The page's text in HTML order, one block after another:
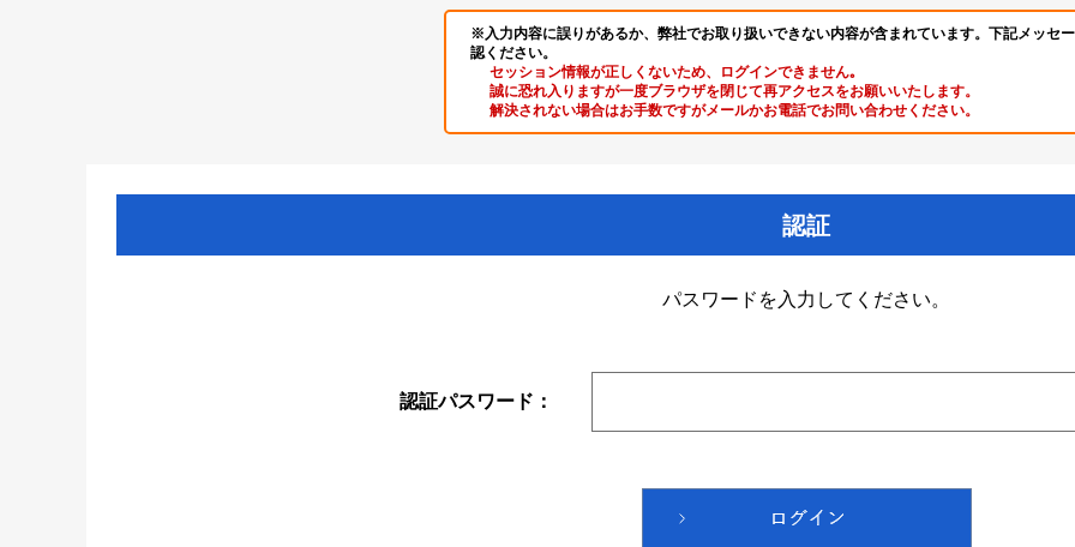
※入力内容に誤りがあるか、弊社でお取り扱いできない内容が含まれています。下記メッセ
認ください。
セッション情報が正しくないため、ログインできません｡
誠に恐れ入りますが一度ブラウザを閉じて再アクセスをお願いいたします。
解決されない場合はお手数ですがメールかお電話でお問い合わせください。
認証
パスワードを入力してください。
認証パスワード：